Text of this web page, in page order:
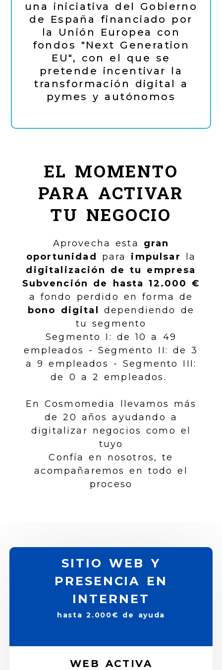
una iniciativa del Gobierno
de España financiado por
la Unión Europea con
fondos "Next Generation
EU", con el que se
pretende incentivar la
transformación digital a
pymes y autónomos
EL MOMENTO
PARA ACTIVAR
TU NEGOCIO
Aprovecha esta gran
oportunidad
para impulsar
la
digitalización de tu empresa
Subvención de hasta 12.000 €
a fondo perdido en forma de
bono digital
dependiendo de
tu segmento
Segmento I: de 10 a 49
empleados - Segmento II: de 3
a 9 empleados - Segmento III:
de 0 a 2 empleados.
En Cosmomedia llevamos más
de 20 años ayudando a
digitalizar negocios como el
tuyo
Confía en nosotros, te
acompañaremos en todo el
proceso
SITIO WEB Y
PRESENCIA EN
INTERNET
hasta 2.000€ de ayuda
WEB ACTIVA